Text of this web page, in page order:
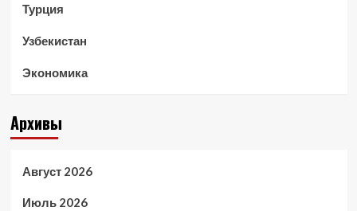
Турция
Узбекистан
Экономика
Архивы
Август 2026
Июль 2026